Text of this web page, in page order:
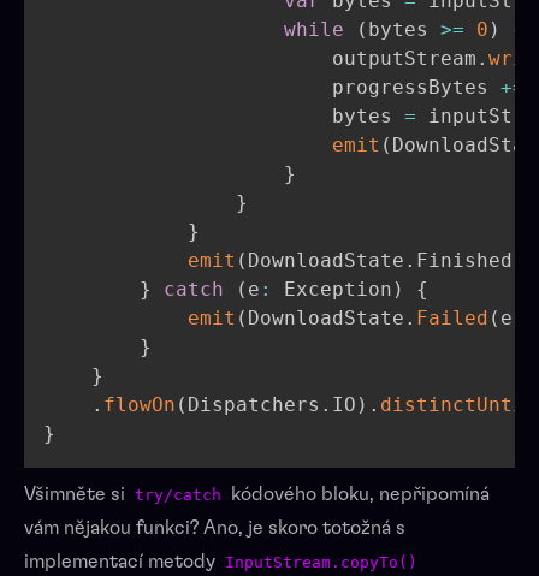
while
( bytes >= 0 )
{
                        outputStream
.
                        progressBytes
+=
                        bytes
=
emit (
}
}
}
emit ( DownloadState . Finished
}
catch ( e : Exception )
{
emit ( DownloadState . Failed ( e
}
}
. flowOn ( Dispatchers . IO ) .
}
Všimněte si try/catch
kódového bloku, nepřipomíná
vám nějakou funkci? Ano, je skoro totožná s
implementací metody InputStream.copyTo()